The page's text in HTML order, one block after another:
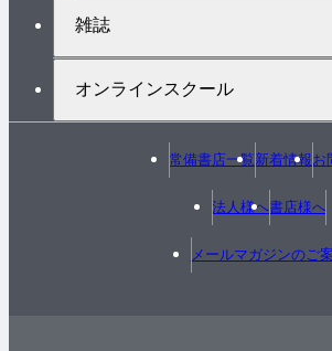
雑誌
オンラインスクール
常備書店一覧新着情報お
法人様へ書店様へ
メールマガジンのご